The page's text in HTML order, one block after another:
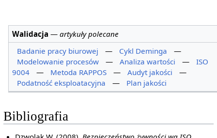
Walidacja —artykuły polecane
Badanie pracy biurowej
— Cykl Deminga
—
Modelowanie procesów
— Analiza wartości —
ISO
9004
— Metoda RAPPOS — Audyt jakości
—
Podatność eksploatacyjna
— Plan jakości
Bibliografia